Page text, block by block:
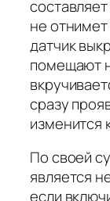
не
датчик
помещают
сразу
изменится
По своей
является
если